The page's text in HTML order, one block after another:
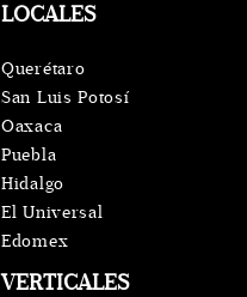
VERTICALES
LOCALES
Querétaro
San Luis Potosí
Oaxaca
Puebla
Hidalgo
El Universal
Edomex